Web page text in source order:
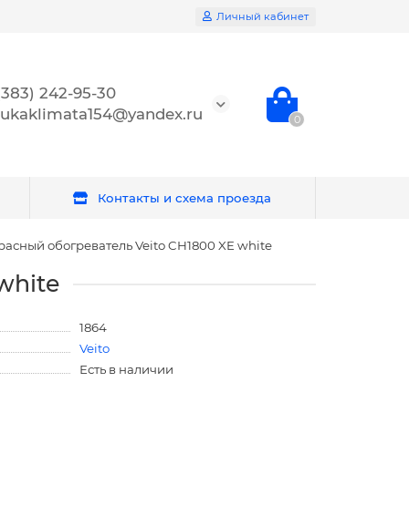
Личный кабинет
242-95-30
0
Контакты и схема проезда
обогреватель Veito CH1800 XE white
1864
Veito
Есть в наличии